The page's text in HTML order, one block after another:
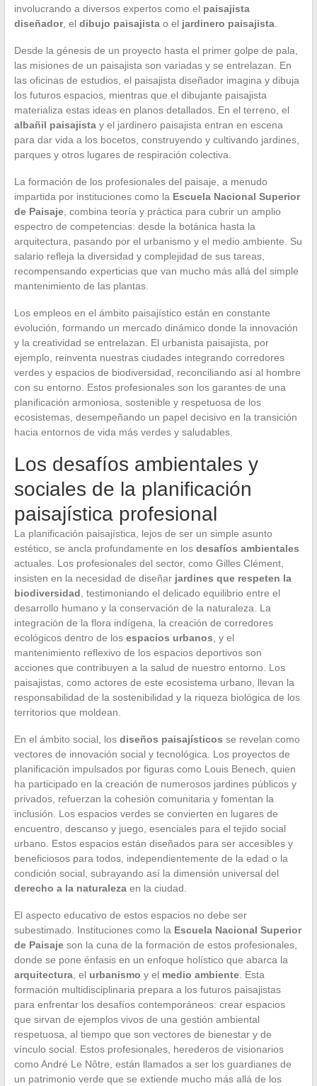
involucrando a diversos expertos como el paisajista
diseñador, el dibujo paisajistao el jardinero paisajista.
Desde la génesis de un proyecto hasta el primer golpe de pala,
las misiones de un paisajista son variadas y se entrelazan. En
las oficinas de estudios, el paisajista diseñador imagina y dibuja
los futuros espacios, mientras que el dibujante paisajista
materializa estas ideas en planos detallados. En el terreno, el
albañil paisajistay el jardinero paisajista entran en escena
para dar vida a los bocetos, construyendo y cultivando jardines,
parques y otros lugares de respiración colectiva.
La formación de los profesionales del paisaje, a menudo
impartida por instituciones como la Escuela Nacional Superior
de Paisaje, combina teoría y práctica para cubrir un amplio
espectro de competencias: desde la botánica hasta la
arquitectura, pasando por el urbanismo y el medio ambiente. Su
salario refleja la diversidad y complejidad de sus tareas,
recompensando experticias que van mucho más allá del simple
mantenimiento de las plantas.
Los empleos en el ámbito paisajístico están en constante
evolución, formando un mercado dinámico donde la innovación
y la creatividad se entrelazan. El urbanista paisajista, por
ejemplo, reinventa nuestras ciudades integrando corredores
verdes y espacios de biodiversidad, reconciliando así al hombre
con su entorno. Estos profesionales son los garantes de una
planificación armoniosa, sostenible y respetuosa de los
ecosistemas, desempeñando un papel decisivo en la transición
hacia entornos de vida más verdes y saludables.
Los desafíos ambientales y
sociales de la planificación
paisajística profesional
La planificación paisajística, lejos de ser un simple asunto
estético, se ancla profundamente en los desafíos ambientales
actuales. Los profesionales del sector, como Gilles Clément,
insisten en la necesidad de diseñar jardines que respeten la
biodiversidad , testimoniando el delicado equilibrio entre el
desarrollo humano y la conservación de la naturaleza. La
integración de la flora indígena, la creación de corredores
ecológicos dentro de los espacios urbanos , y el
mantenimiento reflexivo de los espacios deportivos son
acciones que contribuyen a la salud de nuestro entorno. Los
paisajistas, como actores de este ecosistema urbano, llevan la
responsabilidad de la sostenibilidad y la riqueza biológica de los
territorios que moldean.
En el ámbito social, los diseños paisajísticos se revelan como
vectores de innovación social y tecnológica. Los proyectos de
planificación impulsados por figuras como Louis Benech, quien
ha participado en la creación de numerosos jardines públicos y
privados, refuerzan la cohesión comunitaria y fomentan la
inclusión. Los espacios verdes se convierten en lugares de
encuentro, descanso y juego, esenciales para el tejido social
urbano. Estos espacios están diseñados para ser accesibles y
beneficiosos para todos, independientemente de la edad o la
condición social, subrayando así la dimensión universal del
derecho a la naturalezaen la ciudad.
El aspecto educativo de estos espacios no debe ser
subestimado. Instituciones como la Escuela Nacional Superior
de Paisajeson la cuna de la formación de estos profesionales,
donde se pone énfasis en un enfoque holístico que abarca la
arquitectura, el urbanismo y el medio ambiente. Esta
formación multidisciplinaria prepara a los futuros paisajistas
para enfrentar los desafíos contemporáneos: crear espacios
que sirvan de ejemplos vivos de una gestión ambiental
respetuosa, al tiempo que son vectores de bienestar y de
vínculo social. Estos profesionales, herederos de visionarios
como André Le Nôtre, están llamados a ser los guardianes de
un patrimonio verde que se extiende mucho más allá de los